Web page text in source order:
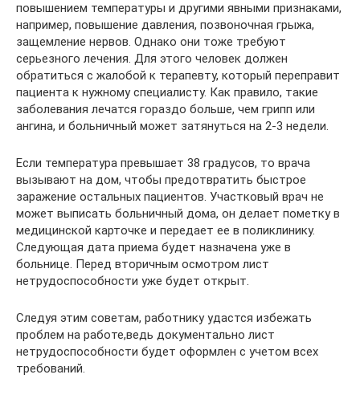
повышением температуры и другими явными признаками,
например, повышение давления, позвоночная грыжа,
защемление нервов. Однако они тоже требуют
серьезного лечения. Для этого человек должен
обратиться с жалобой к терапевту, который переправит
пациента к нужному специалисту. Как правило, такие
заболевания лечатся гораздо больше, чем грипп или
ангина, и больничный может затянуться на 2-3 недели.
Если температура превышает 38 градусов, то врача
вызывают на дом, чтобы предотвратить быстрое
заражение остальных пациентов. Участковый врач не
может выписать больничный дома, он делает пометку в
медицинской карточке и передает ее в поликлинику.
Следующая дата приема будет назначена уже в
больнице. Перед вторичным осмотром лист
нетрудоспособности уже будет открыт.
Следуя этим советам, работнику удастся избежать
проблем на работе,ведь документально лист
нетрудоспособности будет оформлен с учетом всех
требований.